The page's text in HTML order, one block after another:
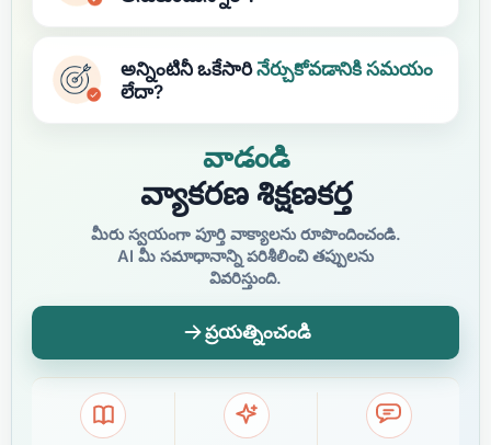
అన్నింటినీ ఒకేసారినేర్చుకోవడానికిసమయం
లేదా?
వాడండి
వ్యాకరణ శిక్షణకర్త
మీరు స్వయంగా పూర్తి వాక్యాలను రూపొందించండి.
AI మీ సమాధానాన్ని పరిశీలించి తప్పులను
వివరిస్తుంది.
ప్రయత్నించండి